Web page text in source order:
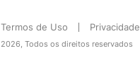
Termos de Uso Privacidade
2026, Todos os direitos reservados